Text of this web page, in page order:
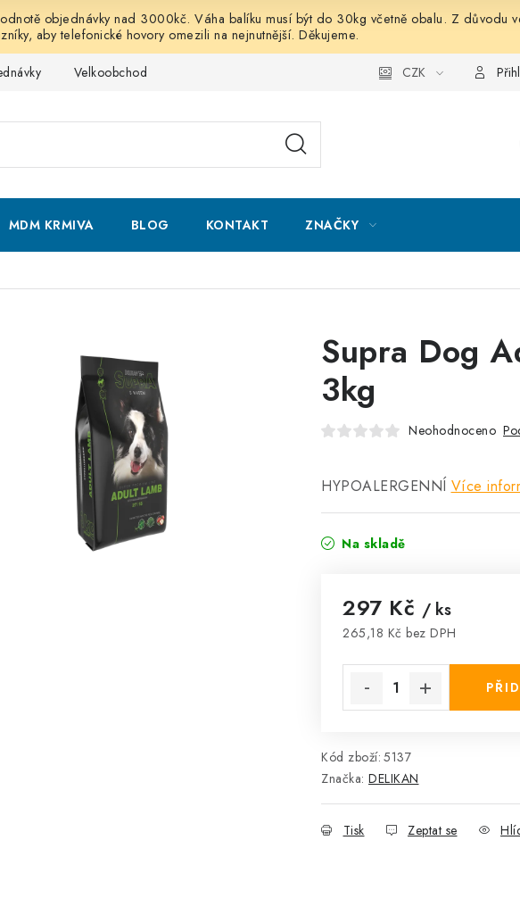
objednávky nad 3000kč. Váha balíku musí být do 30kg včetně obalu. Z důvodu
aby telefonické hovory omezili na nejnutnější. Děkujeme.
Velkoobchod Podmínky ochrany osobních údajů
CZK
MDM KRMIVA BLOG KONTAKT ZNAČKY
Supra Dog
3kg
Neohodnoceno
HYPOALERGENNÍ Více
Na skladě
297 Kč / ks
265,18 Kč bez DPH
Kód zboží: 5137
Značka: DELIKAN
Tisk Zeptat se